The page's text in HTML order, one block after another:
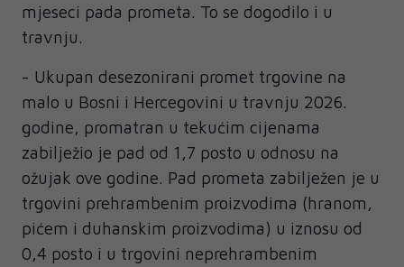
mjeseci pada prometa. To se dogodilo i u
travnju.
- Ukupan desezonirani promet trgovine na
malo u Bosni i Hercegovini u travnju 2026.
godine, promatran u tekućim cijenama
zabilježio je pad od 1,7 posto u odnosu na
ožujak ove godine. Pad prometa zabilježen je u
trgovini prehrambenim proizvodima (hranom,
pićem i duhanskim proizvodima) u iznosu od
0,4 posto i u trgovini neprehrambenim